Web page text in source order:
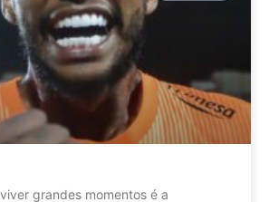
grandes momentos é a